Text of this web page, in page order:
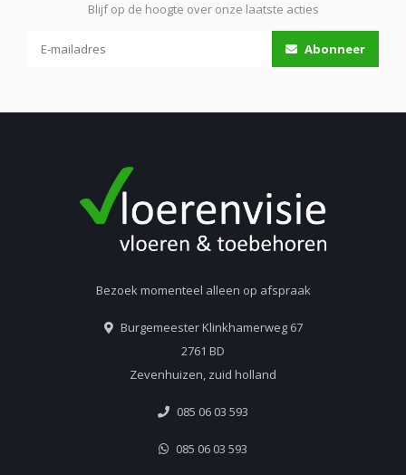
Blijf op de hoogte over onze laatste acties
Abonneer
Bezoek momenteel alleen op afspraak
Burgemeester Klinkhamerweg 67
2761 BD
Zevenhuizen, zuid holland
085 06 03 593
085 06 03 593